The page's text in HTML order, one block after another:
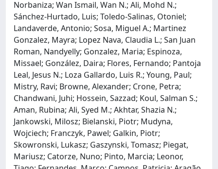
Norbaniza; Wan Ismail, Wan N.; Ali, Mohd N.;
Sánchez-Hurtado, Luis; Toledo-Salinas, Otoniel;
Landaverde, Antonio; Sosa, Miguel A.; Martinez
Gonzalez, Mayra; Lopez Nava, Claudia L.; San Juan
Roman, Nandyelly; Gonzalez, Maria; Espinoza,
Missael; González, Daira; Flores, Fernando; Pantoja
Leal, Jesus N.; Loza Gallardo, Luis R.; Young, Paul;
Mistry, Ravi; Browne, Alexander; Crone, Petra;
Chandwani, Juhi; Hossein, Sazzad; Koul, Salman S.;
Aman, Rubina; Ali, Syed M.; Akhtar, Shazia N.;
Jankowski, Milosz; Bielanski, Piotr; Mudyna,
Wojciech; Franczyk, Pawel; Galkin, Piotr;
Skowronski, Lukasz; Gaszynski, Tomasz; Piegat,
Mariusz; Catorze, Nuno; Pinto, Marcia; Leonor,